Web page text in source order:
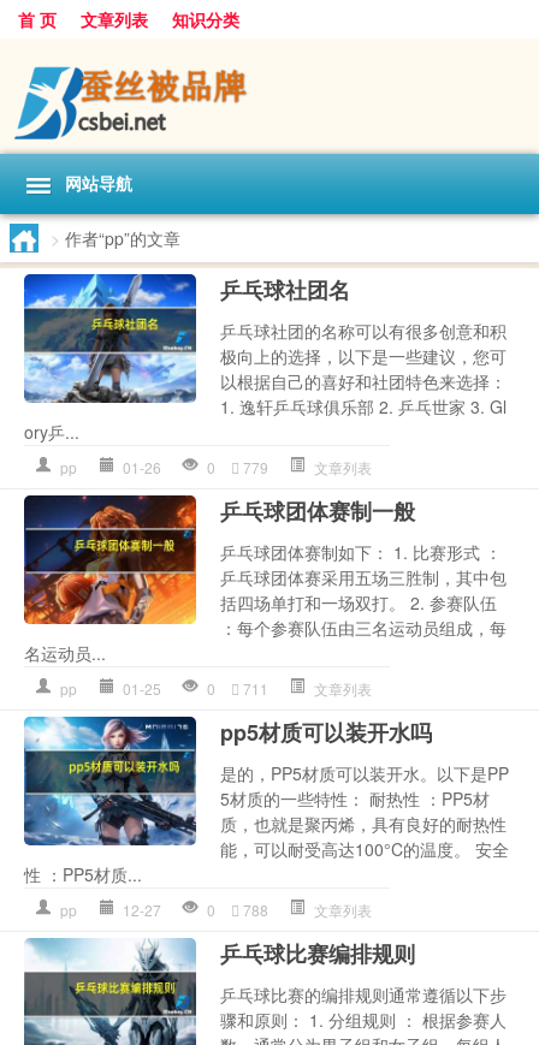
首 页 文章列表 知识分类
网站导航
> 作者“pp”的文章
乒乓球社团名
乒乓球社团的名称可以有很多创意和积
极向上的选择，以下是一些建议，您可
以根据自己的喜好和社团特色来选择：
1. 逸轩乒乓球俱乐部 2. 乒乓世家 3. Gl
ory乒...
pp 01-26 0 779 文章列表
乒乓球团体赛制一般
乒乓球团体赛制如下： 1. 比赛形式 ：
乒乓球团体赛采用五场三胜制，其中包
括四场单打和一场双打。 2. 参赛队伍
：每个参赛队伍由三名运动员组成，每
名运动员...
pp 01-25 0 711 文章列表
pp5材质可以装开水吗
是的，PP5材质可以装开水。以下是PP
5材质的一些特性： 耐热性 ：PP5材
质，也就是聚丙烯，具有良好的耐热性
能，可以耐受高达100°C的温度。 安全
性 ：PP5材质...
pp 12-27 0 788 文章列表
乒乓球比赛编排规则
乒乓球比赛的编排规则通常遵循以下步
骤和原则： 1. 分组规则 ： 根据参赛人